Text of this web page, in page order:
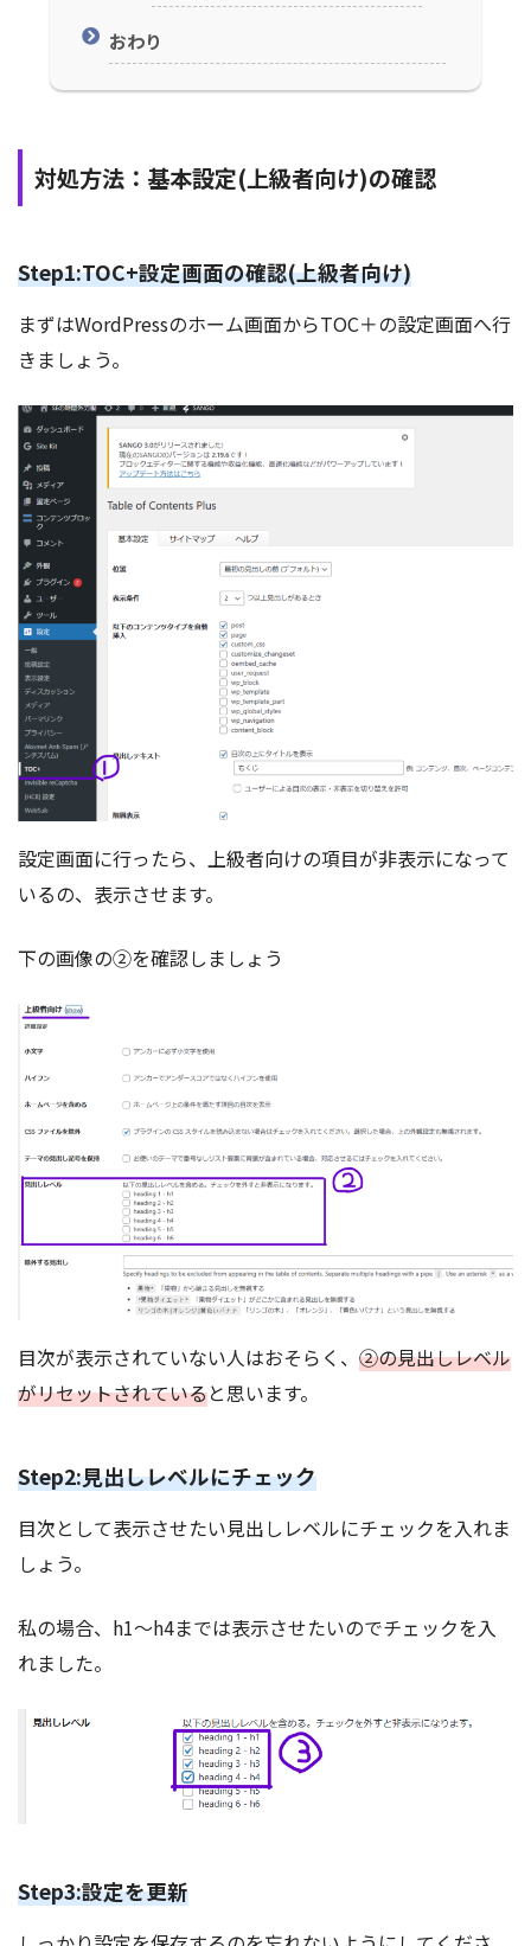
おわり
対処方法：基本設定(上級者向け)の確認
Step1:TOC+設定画面の確認(上級者向け)
まずはWordPressのホーム画面からTOC＋の設定画面へ行
きましょう。
設定画面に行ったら、上級者向けの項目が非表示になって
いるの、表示させます。
下の画像の②を確認しましょう
目次が表示されていない人はおそらく、 ②の見出しレベル
がリセットされていると思います。
Step2:見出しレベルにチェック
目次として表示させたい見出しレベルにチェックを入れま
しょう。
私の場合、h1～h4までは表示させたいのでチェックを入
れました。
Step3:設定を更新